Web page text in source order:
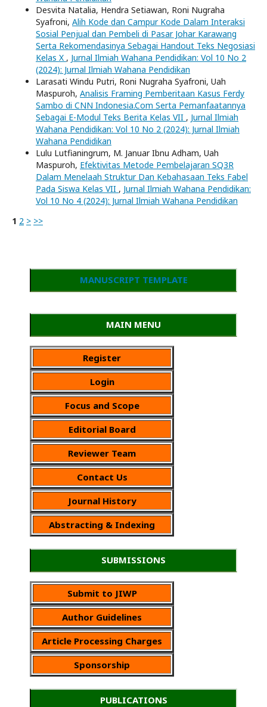
Desvita Natalia, Hendra Setiawan, Roni Nugraha
Syafroni, Alih Kode dan Campur Kode Dalam Interaksi
Sosial Penjual dan Pembeli di Pasar Johar Karawang
Serta Rekomendasinya Sebagai Handout Teks Negosiasi
Kelas X , Jurnal Ilmiah Wahana Pendidikan: Vol 10 No 2
(2024): Jurnal Ilmiah Wahana Pendidikan
Larasati Windu Putri, Roni Nugraha Syafroni, Uah
Maspuroh, Analisis Framing Pemberitaan Kasus Ferdy
Sambo di CNN Indonesia.Com Serta Pemanfaatannya
Sebagai E-Modul Teks Berita Kelas VII , Jurnal Ilmiah
Wahana Pendidikan: Vol 10 No 2 (2024): Jurnal Ilmiah
Wahana Pendidikan
Lulu Lutfianingrum, M. Januar Ibnu Adham, Uah
Maspuroh, Efektivitas Metode Pembelajaran SQ3R
Dalam Menelaah Struktur Dan Kebahasaan Teks Fabel
Pada Siswa Kelas VII , Jurnal Ilmiah Wahana Pendidikan:
Vol 10 No 4 (2024): Jurnal Ilmiah Wahana Pendidikan
1 2 > >>
MANUSCRIPT TEMPLATE
MAIN MENU
Register
Login
Focus and Scope
Editorial Board
Reviewer Team
Contact Us
Journal History
Abstracting & Indexing
SUBMISSIONS
Submit to JIWP
Author Guidelines
Article Processing Charges
Sponsorship
PUBLICATIONS